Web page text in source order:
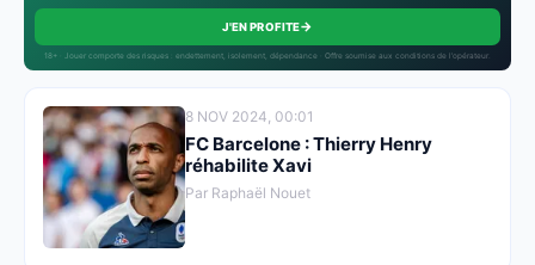
J'EN PROFITE→
18+ · Jouer comporte des risques : endettement, isolement, dépendance · Offre soumise aux conditions de l’opérateur.
8 NOV 2024, 00:01
FC Barcelone : Thierry Henry
réhabilite Xavi
Par Raphaël Nouet